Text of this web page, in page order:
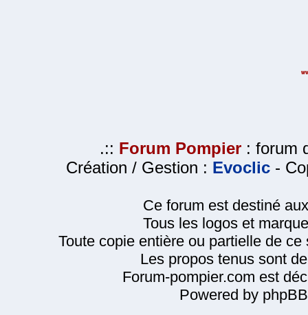
.:: Forum Pompier : forum
Création / Gestion : Evoclic -
Ce forum est destiné
Tous les logos et
Toute copie entière ou partielle de
Les propos tenus sont
Forum-pompier.com est
Powered by